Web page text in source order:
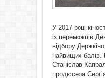
У 2017 році
із переможців
відбору
найвищих балів.
Станіслав
продюсера